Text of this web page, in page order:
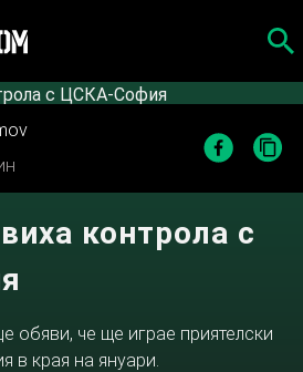
контрола с
обяви, че ще играе приятелски
в края на януари.